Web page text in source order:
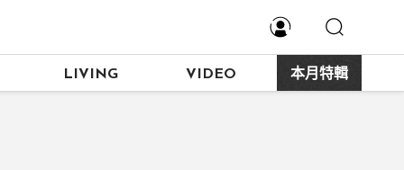
LIVING VIDEO 本月特輯